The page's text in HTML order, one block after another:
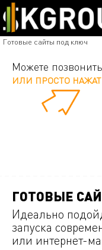
Готовые сайты под ключ
Можете
ИЛИ ПРОСТО
ГОТОВЫЕ
Идеально
запуска
или интернет-